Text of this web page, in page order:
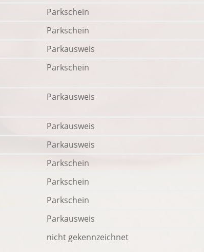
Parkschein
Parkschein
Parkausweis
Parkschein
Parkausweis
Parkausweis
Parkausweis
Parkschein
Parkschein
Parkschein
Parkausweis
nicht gekennzeichnet